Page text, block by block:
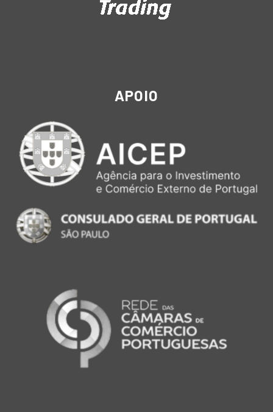
APOIO